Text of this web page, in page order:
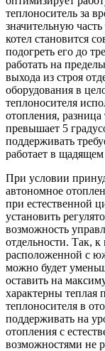
теплоноситель за
значительную
котел становится
подогреть его до
работать на
выхода из строя
оборудования в
теплоносителя
отопления, разница
превышает 5
поддерживать
работает в
При условии
автономное
при естественной
установить
возможность
отдельности. Так,
расположенной с
можно будет
оставить на
характерны теплая
теплоносителя в
поддерживать на
отопления с
возможностями не